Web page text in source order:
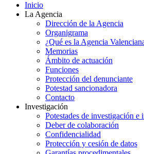
Inicio
La Agencia
Dirección de la Agencia
Organigrama
¿Qué es la Agencia
Memorias
Ámbito de actuación
Funciones
Protección del denunciante
Potestad sancionadora
Contacto
Investigación
Potestades de investigación e
Deber de colaboración
Confidencialidad
Protección y cesión de datos